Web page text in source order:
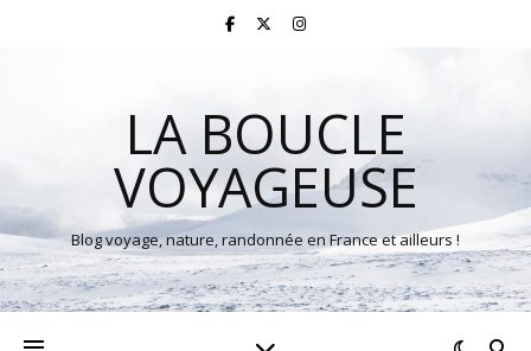
LA BOUCLE
VOYAGEUSE
Blog voyage, nature, randonnée en France et ailleurs !